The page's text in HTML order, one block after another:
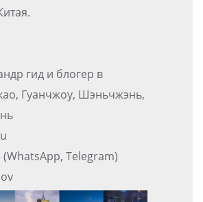
гид и блогер в
Гуанчжоу, Шэньчжэнь,
(WhatsApp, Telegram)